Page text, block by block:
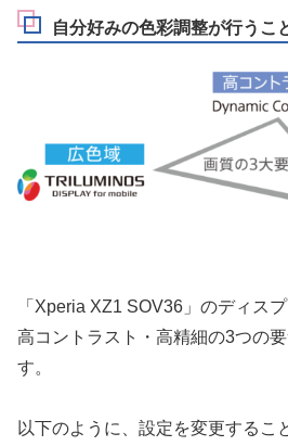
自分好みの色彩調整が行うこ
「Xperia XZ1 SOV36」のディス
高コントラスト・高精細の3つの
す。
以下のように、設定を変更するこ